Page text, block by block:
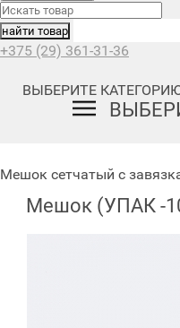
+375 (29) 361-31-36
ВЫБЕРИТЕ
Мешок сетчатый с
Мешок (УПАК -